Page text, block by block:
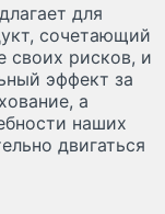
для
сочетающий
своих рисков, и
эффект за
а
наших
двигаться